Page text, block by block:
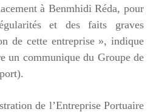
à Benmhidi Réda, pour
et des faits graves
de cette entreprise », indique
un communique du Groupe de
de l’Entreprise Portuaire